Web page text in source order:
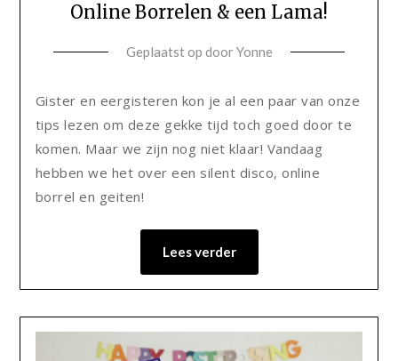
Online Borrelen & een Lama!
Geplaatst op doorYonne
Gister en eergisteren kon je al een paar van onze
tips lezen om deze gekke tijd toch goed door te
komen. Maar we zijn nog niet klaar! Vandaag
hebben we het over een silent disco, online
borrel en geiten!
Lees verder